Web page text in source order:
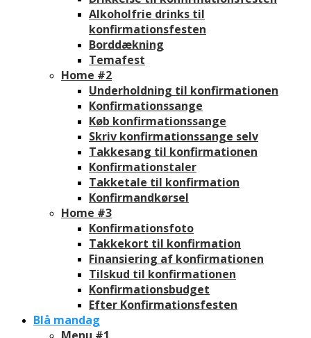
Alkoholfrie drinks til
konfirmationsfesten
Borddækning
Temafest
Home #2
Underholdning til konfirmationen
Konfirmationssange
Køb konfirmationssange
Skriv konfirmationssange selv
Takkesang til konfirmationen
Konfirmationstaler
Takketale til konfirmation
Konfirmandkørsel
Home #3
Konfirmationsfoto
Takkekort til konfirmation
Finansiering af konfirmationen
Tilskud til konfirmationen
Konfirmationsbudget
Efter Konfirmationsfesten
Blå mandag